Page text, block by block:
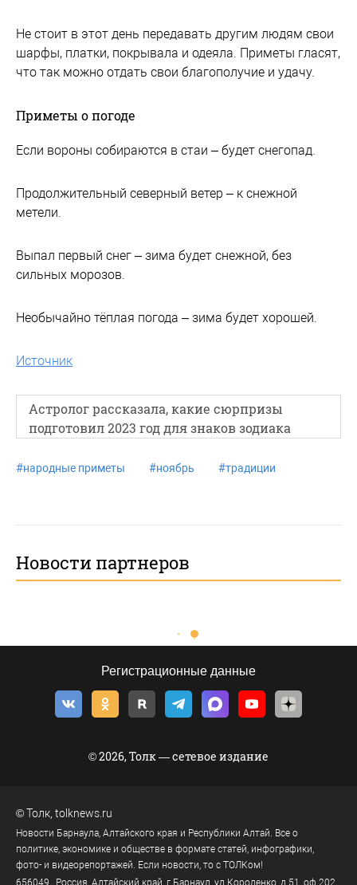
Не стоит в этот день передавать другим людям свои
шарфы, платки, покрывала и одеяла. Приметы гласят,
что так можно отдать свои благополучие и удачу.
Приметы о погоде
Если вороны собираются в стаи – будет снегопад.
Продолжительный северный ветер – к снежной
метели.
Выпал первый снег – зима будет снежной, без
сильных морозов.
Необычайно тёплая погода – зима будет хорошей.
Источник
Астролог рассказала, какие сюрпризы
подготовил 2023 год для знаков зодиака
#народные приметы #ноябрь #традиции
Новости партнеров
Регистрационные данные
© 2026, Толк — сетевое издание
©Толк tolknews.ru
Новости Барнаула, Алтайского края и Республики Алтай. Все о
политике, экономике и обществе в формате статей, инфографики,
фото- и видеорепортажей. Если новости, то с ТОЛКом!
656049
, Россия, Алтайский край, г. Барнаул ул.Короленко, д.51, оф.202